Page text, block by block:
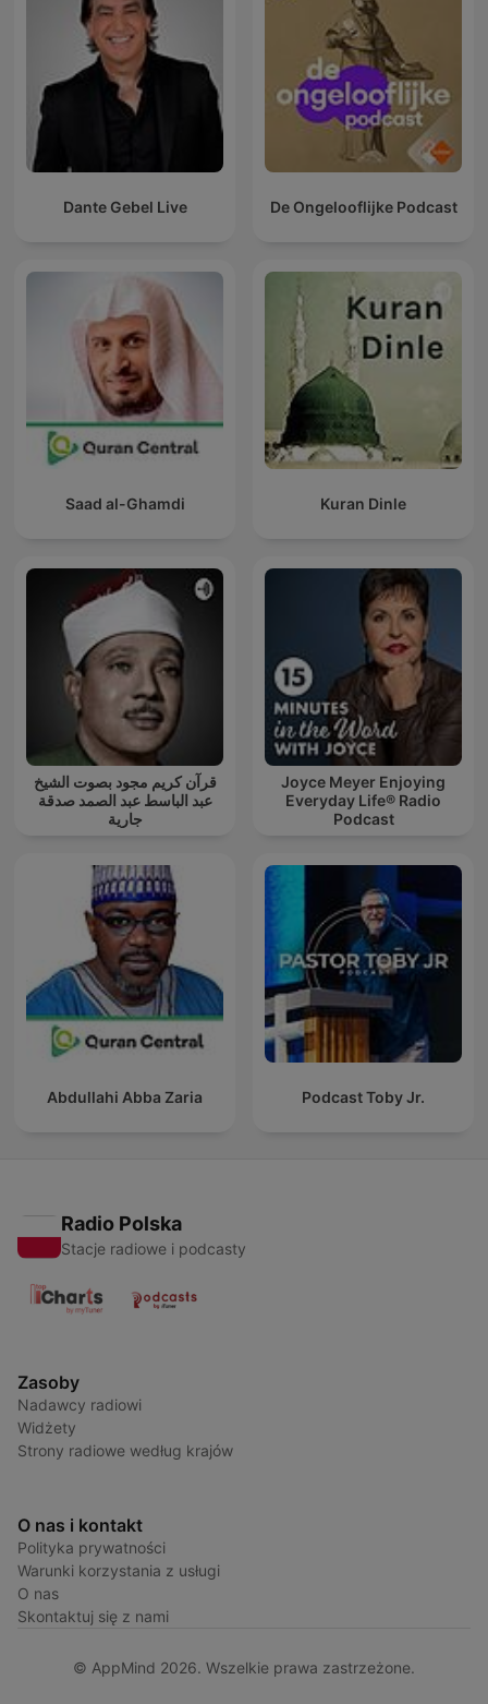
Dante Gebel Live De Ongelooflijke Podcast
Saad al-Ghamdi Kuran Dinle
قرآن كريم مجود بصوت الشيخ
عبد الباسط عبد الصمد صدقة
جارية
Joyce Meyer Enjoying
Everyday Life® Radio
Podcast
Abdullahi Abba Zaria Podcast Toby Jr.
Radio Polska
Stacje radiowe i podcasty
Zasoby
Nadawcy radiowi
Widżety
Strony radiowe według krajów
O nas i kontakt
Polityka prywatności
Warunki korzystania z usługi
O nas
Skontaktuj się z nami
© AppMind 2026. Wszelkie prawa zastrzeżone.